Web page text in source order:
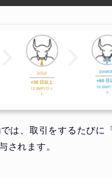
は、取引をするたびに
されます。